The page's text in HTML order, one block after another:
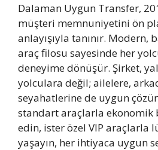
Dalaman Uygun Transfer,
müşteri memnuniyetini ön
anlayışıyla tanınır. Modern,
araç filosu sayesinde her
deneyime dönüşür. Şirket,
yolculara değil; ailelere,
seyahatlerine de uygun
standart araçlarla ekonomik
edin, ister özel VIP araçlarla
yaşayın, her ihtiyaca uygun